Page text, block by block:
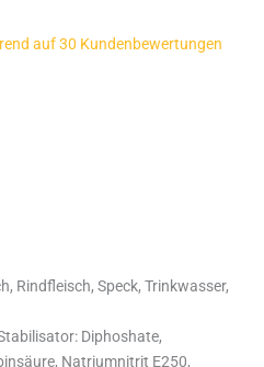
auf30 Kundenbewertungen
Rindfleisch, Speck, Trinkwasser,
Diphoshate,
Natriumnitrit E250,